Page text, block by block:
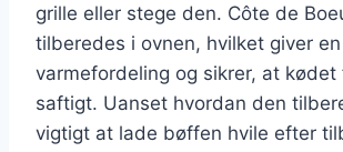
grille eller stege den. Côte de
tilberedes i ovnen, hvilket giver
varmefordeling og sikrer, at kødet
saftigt. Uanset hvordan den
vigtigt at lade bøffen hvile efter